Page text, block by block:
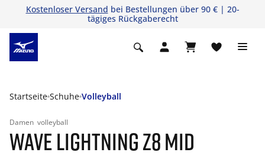
Kostenloser Versand bei Bestellungen über 90 € | 20-
tägiges Rückgaberecht
Startseite Schuhe Volleyball
Damen volleyball
WAVE LIGHTNING Z8 MID